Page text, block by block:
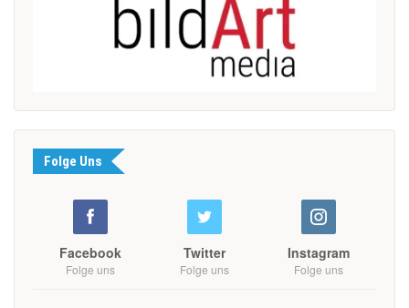
Folge Uns
Facebook
Folge uns
Twitter
Folge uns
Instagram
Folge uns